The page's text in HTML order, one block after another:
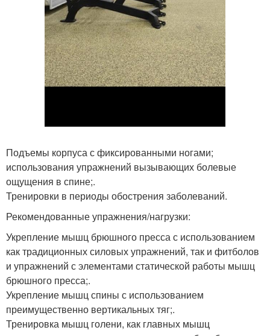
Подъемы корпуса с фиксированными ногами;
использования упражнений вызывающих болевые
ощущения в спине;.
Тренировки в периоды обострения заболеваний.
Рекомендованные упражнения/нагрузки:
Укрепление мышц брюшного пресса с использованием
как традиционных силовых упражнений, так и фитболов
и упражнений с элементами статической работы мышц
брюшного пресса;.
Укрепление мышц спины с использованием
преимущественно вертикальных тяг;.
Тренировка мышц голени, как главных мышц